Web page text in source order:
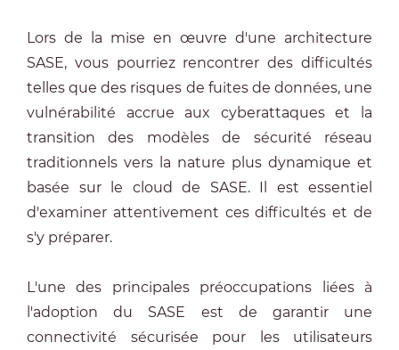
Lors de la mise en œuvre d'une architecture
SASE, vous pourriez rencontrer des difficultés
telles que des risques de fuites de données, une
vulnérabilité accrue aux cyberattaques et la
transition des modèles de sécurité réseau
traditionnels vers la nature plus dynamique et
basée sur le cloud de SASE. Il est essentiel
d'examiner attentivement ces difficultés et de
s'y préparer.
L'une des principales préoccupations liées à
l'adoption du SASE est de garantir une
connectivité sécurisée pour les utilisateurs